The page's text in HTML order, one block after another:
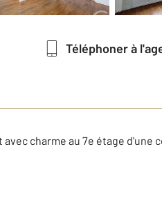
Téléphoner à
charme au 7e étage